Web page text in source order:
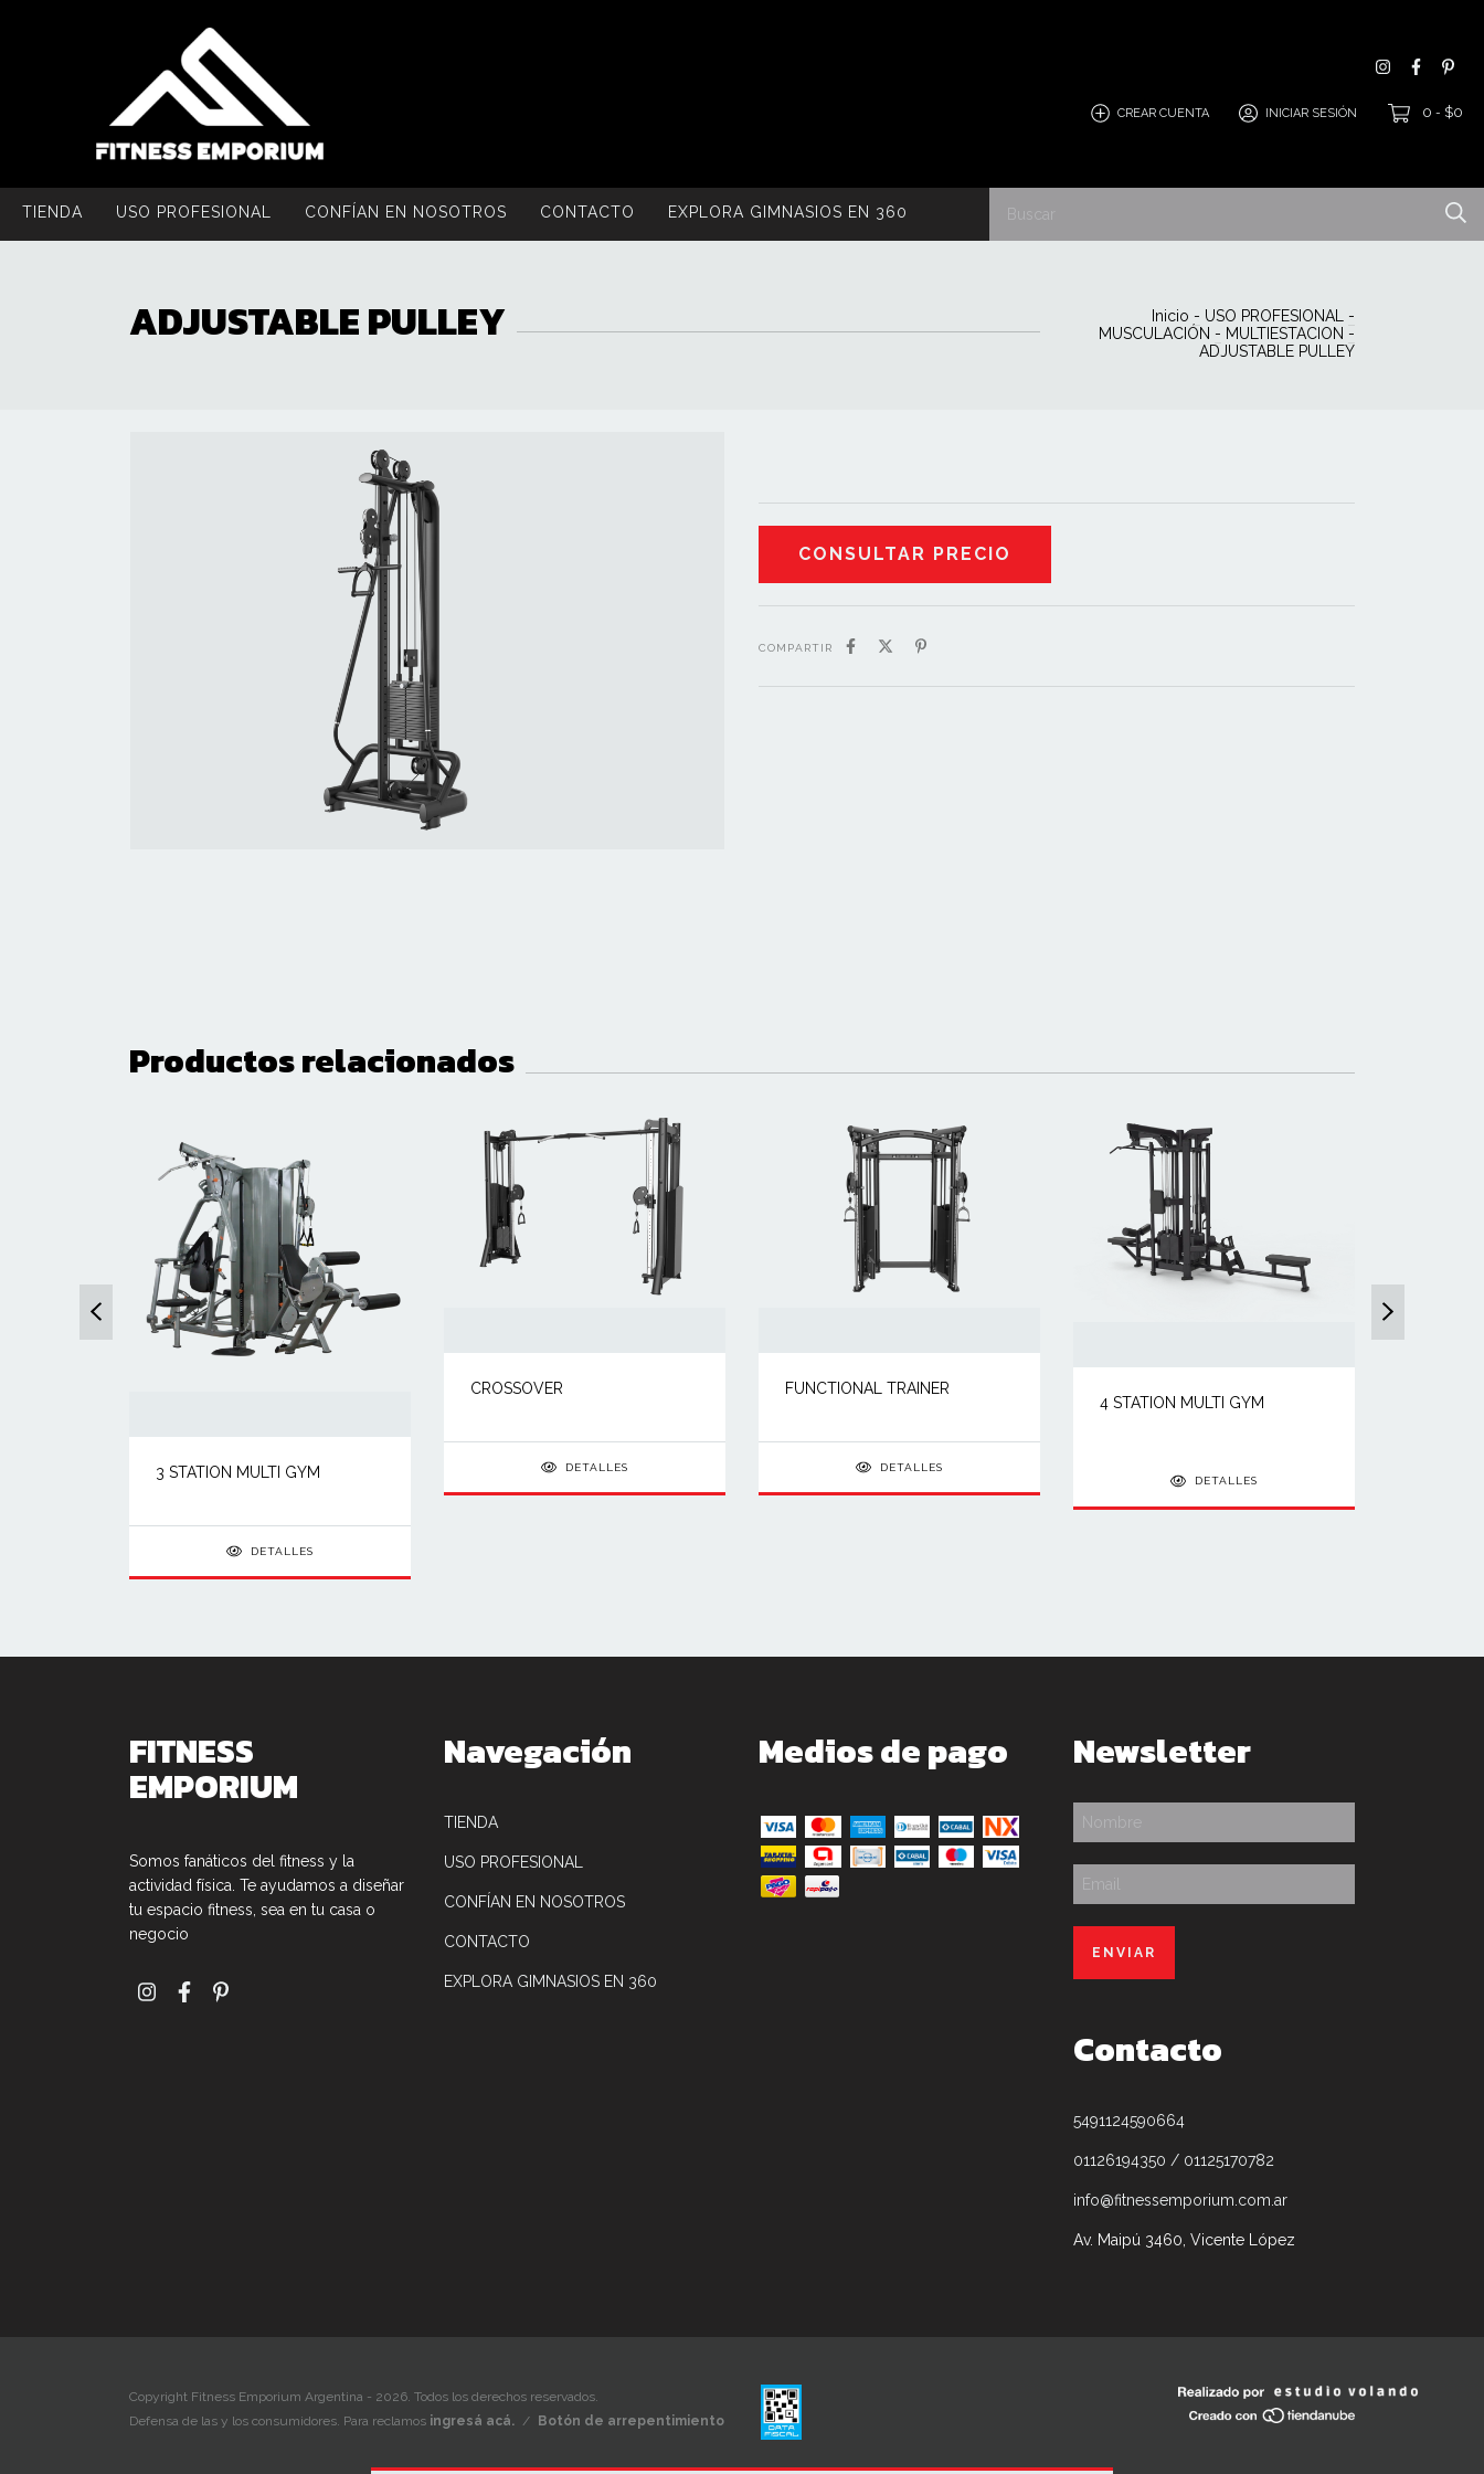
CREAR CUENTA INICIAR SESIÓN 0 - $0
TIENDA USO PROFESIONAL CONFÍAN EN NOSOTROS CONTACTO EXPLORA GIMNASIOS EN 360
ADJUSTABLE PULLEY Inicio - USO PROFESIONAL
-
MUSCULACIÓN - MULTIESTACION -
ADJUSTABLE PULLEY
COMPARTIR
Productos relacionados
3 STATION MULTI GYM
DETALLES
CROSSOVER
DETALLES
FUNCTIONAL TRAINER
DETALLES
4 STATION MULTI GYM
DETALLES
FITNESS
EMPORIUM
Somos fanáticos del fitness y la
actividad física. Te ayudamos a diseñar
tu espacio fitness, sea en tu casa o
negocio
Navegación
TIENDA
USO PROFESIONAL
CONFÍAN EN NOSOTROS
CONTACTO
EXPLORA GIMNASIOS EN 360
Medios de pago Newsletter
Contacto
5491124590664
01126194350 / 01125170782
info@fitnessemporium.com.ar
Av. Maipú 3460, Vicente López
Copyright Fitness Emporium Argentina - 2026. Todos los derechos reservados.
Defensa de las y los consumidores. Para reclamos ingresá acá. / Botón de arrepentimiento